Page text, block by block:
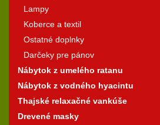
Lampy
Koberce a textil
Ostatné doplnky
Darčeky pre pánov
Nábytok z umelého ratanu
Nábytok z vodného hyacintu
Thajské relaxačné vankúše
Drevené masky